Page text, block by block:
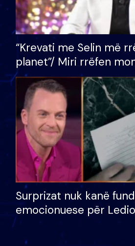
“Krevati me Selin më
planet”/ Miri rrëfen
bukura në shtëpinë e
mungojë zilja e
Surprizat nuk kanë
emocionuese për
nëna dhe fëmijët e tij,
nuk i mban dot lotët: